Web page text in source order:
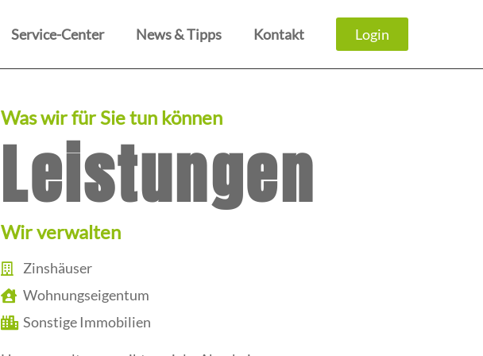
Service-Center News & Tipps Kontakt Login
Was wir für Sie tun können
Leistungen
Wir verwalten
Zinshäuser
Wohnungseigentum
Sonstige Immobilien